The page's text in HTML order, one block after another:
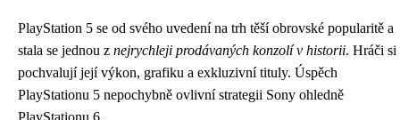
PlayStation 5 se od svého uvedení na trh těší obrovské popularitě a
stala se jednou z nejrychleji prodávaných konzolí v historii. Hráči si
pochvalují její výkon, grafiku a exkluzivní tituly. Úspěch
PlayStationu 5 nepochybně ovlivní strategii Sony ohledně
PlayStationu 6.